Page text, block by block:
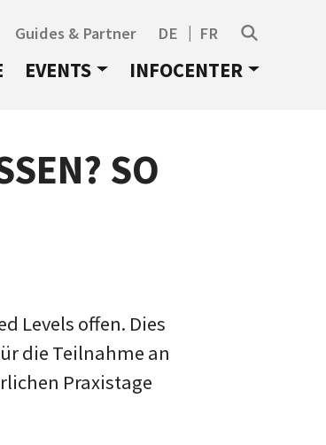
EVENTS INFOCENTER
Guides & Partner DE FR
SO
Levels offen. Dies
die Teilnahme an
Praxistage